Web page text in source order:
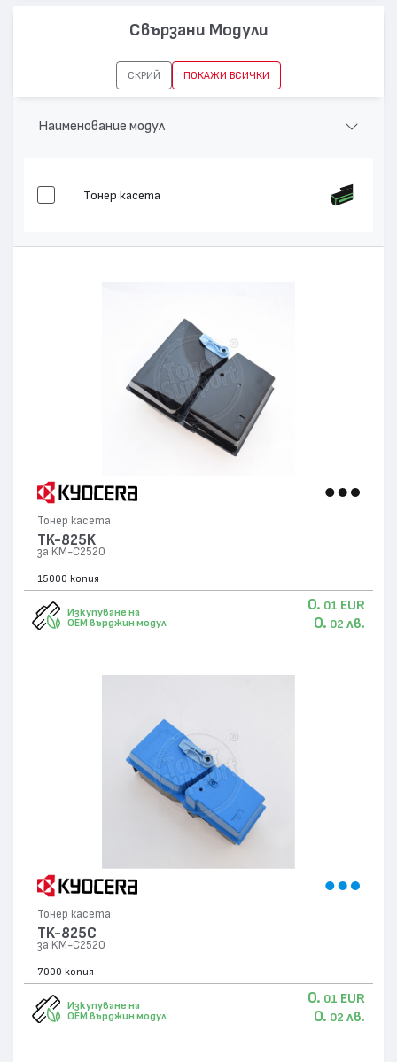
Свързани Модули
СКРИЙ ПОКАЖИ ВСИЧКИ
Наименование модул
Тонер касета
Тонер касета
TK-825K
за KM-C2520
15000 копия
Изкупуване на
OEM върджин модул
0. 01 EUR
0. 02 лв.
Тонер касета
TK-825C
за KM-C2520
7000 копия
Изкупуване на
OEM върджин модул
0. 01 EUR
0. 02 лв.